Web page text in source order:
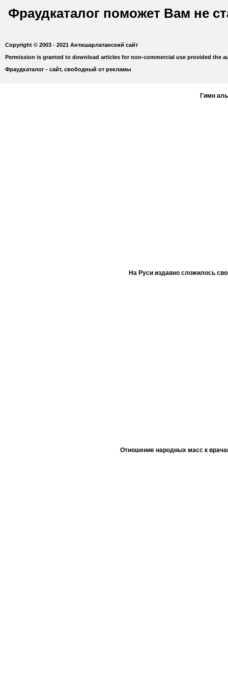
Фраудкаталог поможет Вам не
Copyright © 2003 - 2021 Антишарлатанский сайт
Permission is granted to download articles for non-commercial use provided the
Фраудкаталог - сайт, свободный от рекламы
Гимн
На Руси издавно сложилось
Отношение народных масс к